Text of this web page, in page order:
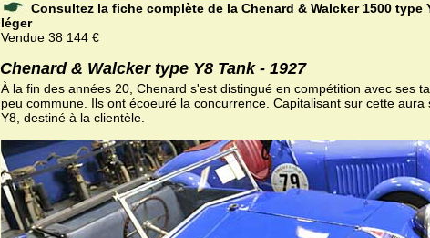
Consultez la fiche complète de la Chenard & Walcker 1500 type
léger
Vendue 38 144 €
Chenard & Walcker type Y8 Tank - 1927
À la fin des années 20, Chenard s'est distingué en compétition avec ses
peu commune. Ils ont écoeuré la concurrence. Capitalisant sur cette aura
Y8, destiné à la clientèle.